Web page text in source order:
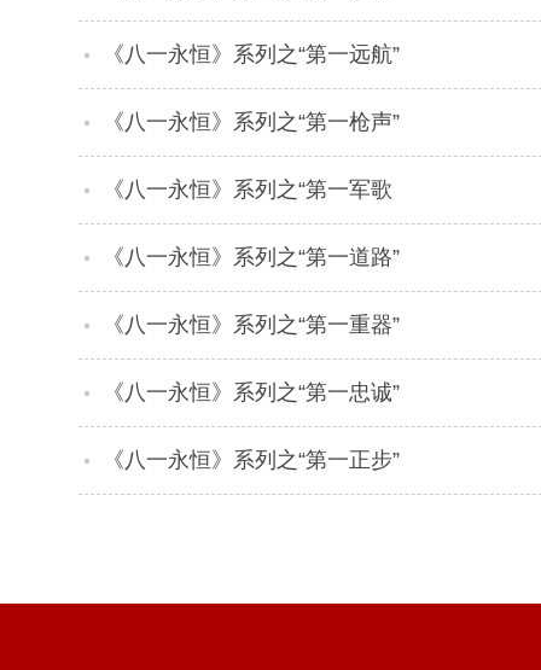
《八一永恒》系列之“第一远航”
《八一永恒》系列之“第一枪声”
《八一永恒》系列之“第一军歌
《八一永恒》系列之“第一道路”
《八一永恒》系列之“第一重器”
《八一永恒》系列之“第一忠诚”
《八一永恒》系列之“第一正步”